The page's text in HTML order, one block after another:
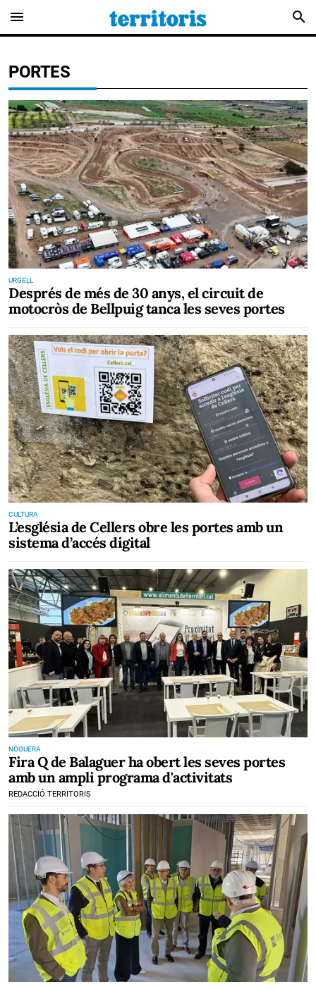
menu search
PORTES
URGELL
Després de més de 30 anys, el circuit de
motocròs de Bellpuig tanca les seves portes
CULTURA
L’església de Cellers obre les portes amb un
sistema d’accés digital
NOGUERA
Fira Q de Balaguer ha obert les seves portes
amb un ampli programa d'activitats
REDACCIÓ TERRITORIS